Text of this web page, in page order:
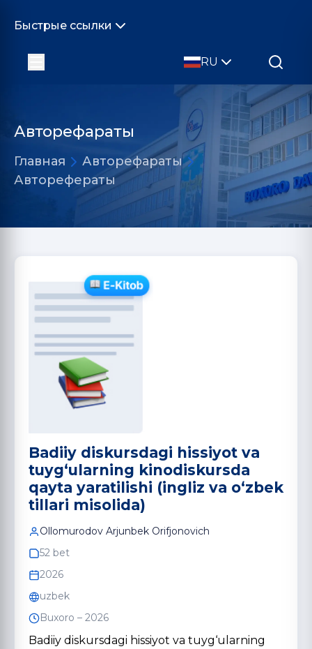
Быстрые ссылки
RU
Авторефараты
Главная
Авторефараты
Авторефераты
Badiiy diskursdagi hissiyot va
tuyg‘ularning kinodiskursda
qayta yaratilishi (ingliz va oʻzbek
tillari misolida)
Ollomurodov Arjunbek Orifjonovich
52 bet
2026
uzbek
Buxoro – 2026
Badiiy diskursdagi hissiyot va tuyg‘ularning